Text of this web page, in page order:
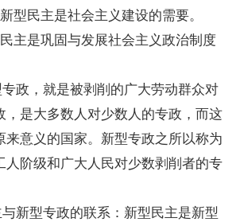
型民主是社会主义建设的需要。
民主是巩固与发展社会主义政治制度
，就是被剥削的广大劳动群众对
，是大多数人对少数人的专政，而这
来意义的国家。新型专政之所以称为
人阶级和广大人民对少数剥削者的专
型专政的联系：新型民主是新型